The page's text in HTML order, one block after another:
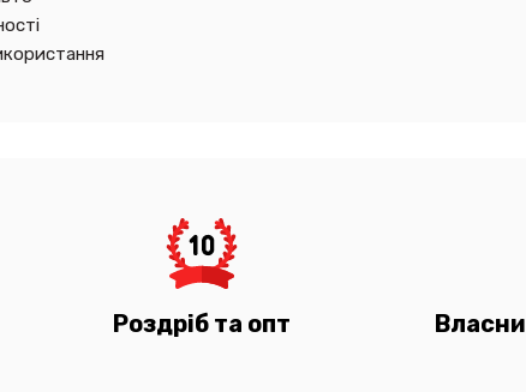
Роздріб та опт